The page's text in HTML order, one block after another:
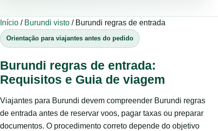
Início / Burundi visto / Burundi regras de entrada
Orientação para viajantes antes do pedido
Burundi regras de entrada:
Requisitos e Guia de viagem
Viajantes para Burundi devem compreender Burundi regras
de entrada antes de reservar voos, pagar taxas ou preparar
documentos. O procedimento correto depende do objetivo